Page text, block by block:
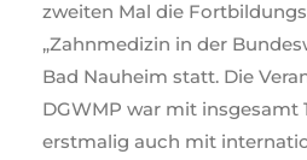
zweiten Mal die
„Zahnmedizin in der
Bad Nauheim statt. Die
DGWMP war mit insgesamt
erstmalig auch mit